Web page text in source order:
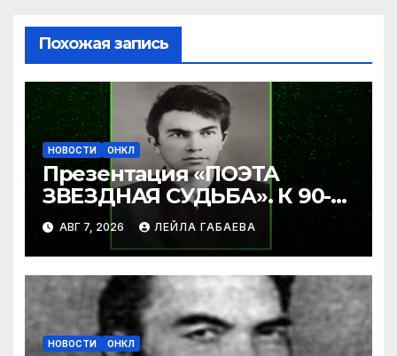
Похожая запись
НОВОСТИ ОНКЛ
Презентация «ПОЭТА
ЗВЕЗДНАЯ СУДЬБА». К 90-
летию Ибрагима Бабаева.
АВГ 7, 2026 ЛЕЙЛА ГАБАЕВА
НОВОСТИ ОНКЛ